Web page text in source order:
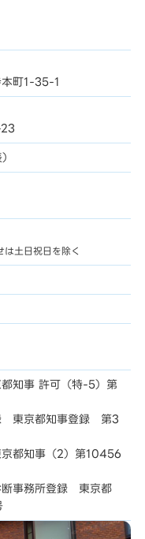
本町1-35-1
土日祝日を除く
知事 許可（特-5）第
東京都知事登録 第3
都知事（2）第10456
断事務所登録 東京都